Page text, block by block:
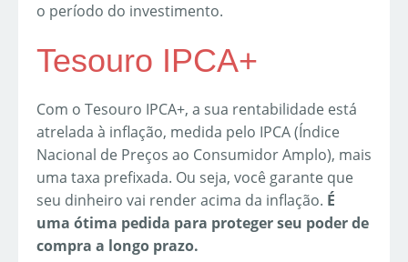
o período do investimento.
Tesouro IPCA+
Com o Tesouro IPCA+, a sua rentabilidade está
atrelada à inflação, medida pelo IPCA (Índice
Nacional de Preços ao Consumidor Amplo), mais
uma taxa prefixada. Ou seja, você garante que
seu dinheiro vai render acima da inflação. É
uma ótima pedida para proteger seu poder de
compra a longo prazo.